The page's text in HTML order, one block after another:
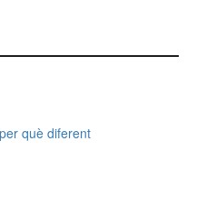
Un per què diferent